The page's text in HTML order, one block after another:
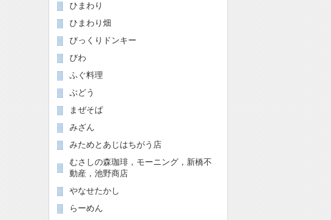
ひまわり
ひまわり畑
びっくりドンキー
びわ
ふぐ料理
ぶどう
まぜそば
みざん
みためとあじはちがう店
むさしの森珈琲，モーニング，新橋不
動産，池野商店
やなせたかし
らーめん